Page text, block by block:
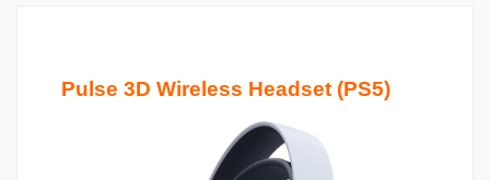
Pulse 3D Wireless Headset (PS5)